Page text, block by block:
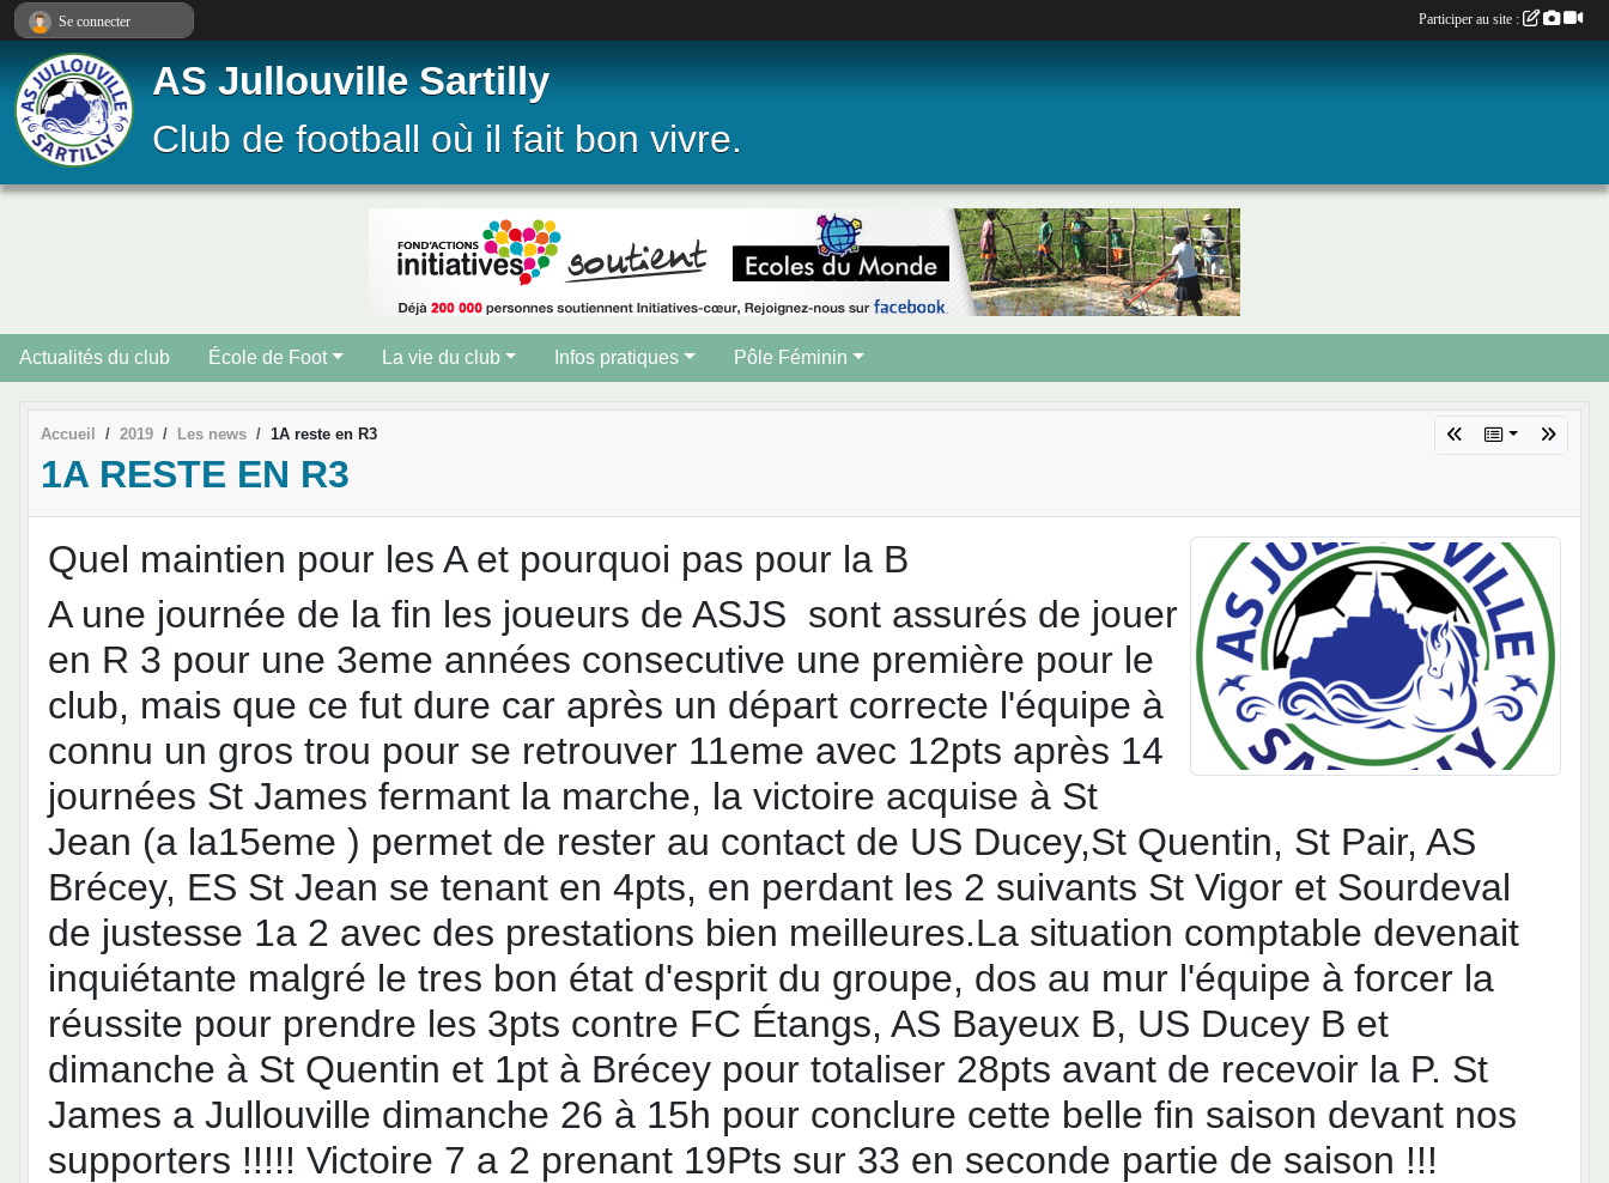
AS Jullouville Sartilly
Club de football où il fait bon vivre.
Actualités du club École de Foot La vie du club Infos pratiques Pôle Féminin
Accueil 2019 Les news 1A reste en R3
1A RESTE EN R3
Quel maintien pour les A et pourquoi pas pour la B
A une journée de la fin les joueurs de ASJS sont assurés de jouer
en R 3 pour une 3eme années consecutive une première pour le
club, mais que ce fut dure car après un départ correcte l'équipe à
connu un gros trou pour se retrouver 11eme avec 12pts après 14
journées St James fermant la marche, la victoire acquise à St
Jean (a la15eme ) permet de rester au contact de US Ducey,St Quentin, St Pair, AS
Brécey, ES St Jean se tenant en 4pts, en perdant les 2 suivants St Vigor et Sourdeval
de justesse 1a 2 avec des prestations bien meilleures.La situation comptable devenait
inquiétante malgré le tres bon état d'esprit du groupe, dos au mur l'équipe à forcer la
réussite pour prendre les 3pts contre FC Étangs, AS Bayeux B, US Ducey B et
dimanche à St Quentin et 1pt à Brécey pour totaliser 28pts avant de recevoir la P. St
James a Jullouville dimanche 26 à 15h pour conclure cette belle fin saison devant nos
supporters !!!!! Victoire 7 a 2 prenant 19Pts sur 33 en seconde partie de saison !!!
Se connecter Participer au site :
Panneau de gestion des cookies